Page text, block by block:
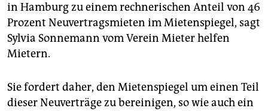
in Hamburg zu einem rechnerischen Anteil von 46
Prozent Neuvertragsmieten im Mietenspiegel, sagt
Sylvia Sonnemann vom Verein Mieter helfen
Mietern.
Sie fordert daher, den Mietenspiegel um einen Teil
dieser Neuverträge zu bereinigen, so wie auch ein